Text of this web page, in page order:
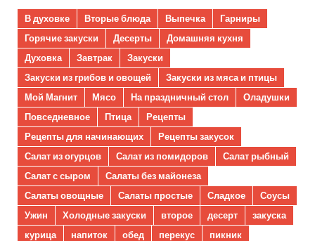
В духовке Вторые блюда Выпечка
Гарниры
Горячие закуски
Десерты
Домашняя кухня
Духовка
Завтрак
Закуски
Закуски из грибов и овощей
Закуски из мяса и птицы
Мой Магнит
Мясо На праздничный стол
Оладушки
Повседневное
Птица
Рецепты
Рецепты для начинающих
Рецепты закусок
Салат из огурцов
Салат из помидоров
Салат рыбный
Салат с сыром
Салаты без майонеза
Салаты овощные
Салаты простые Сладкое
Соусы
Ужин
Холодные закуски второе десерт
закуска
курица
напиток обед перекус
пикник